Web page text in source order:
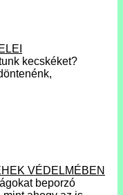
kecskéket?
VÉDELMÉBEN
beporzó